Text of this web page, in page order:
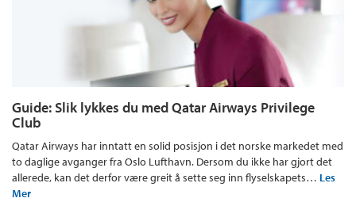
Guide: Slik lykkes du med Qatar Airways Privilege
Club
Qatar Airways har inntatt en solid posisjon i det norske markedet med
to daglige avganger fra Oslo Lufthavn. Dersom du ikke har gjort det
allerede, kan det derfor være greit å sette seg inn flyselskapets… Les
Mer